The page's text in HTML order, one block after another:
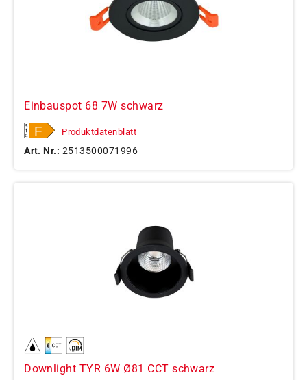
Einbauspot 68 7W schwarz
Produktdatenblatt
Art. Nr.: 2513500071996
Downlight TYR 6W Ø81 CCT schwarz